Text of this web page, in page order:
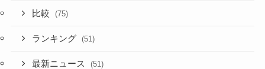
比較 (75)
ランキング (51)
最新ニュース (51)